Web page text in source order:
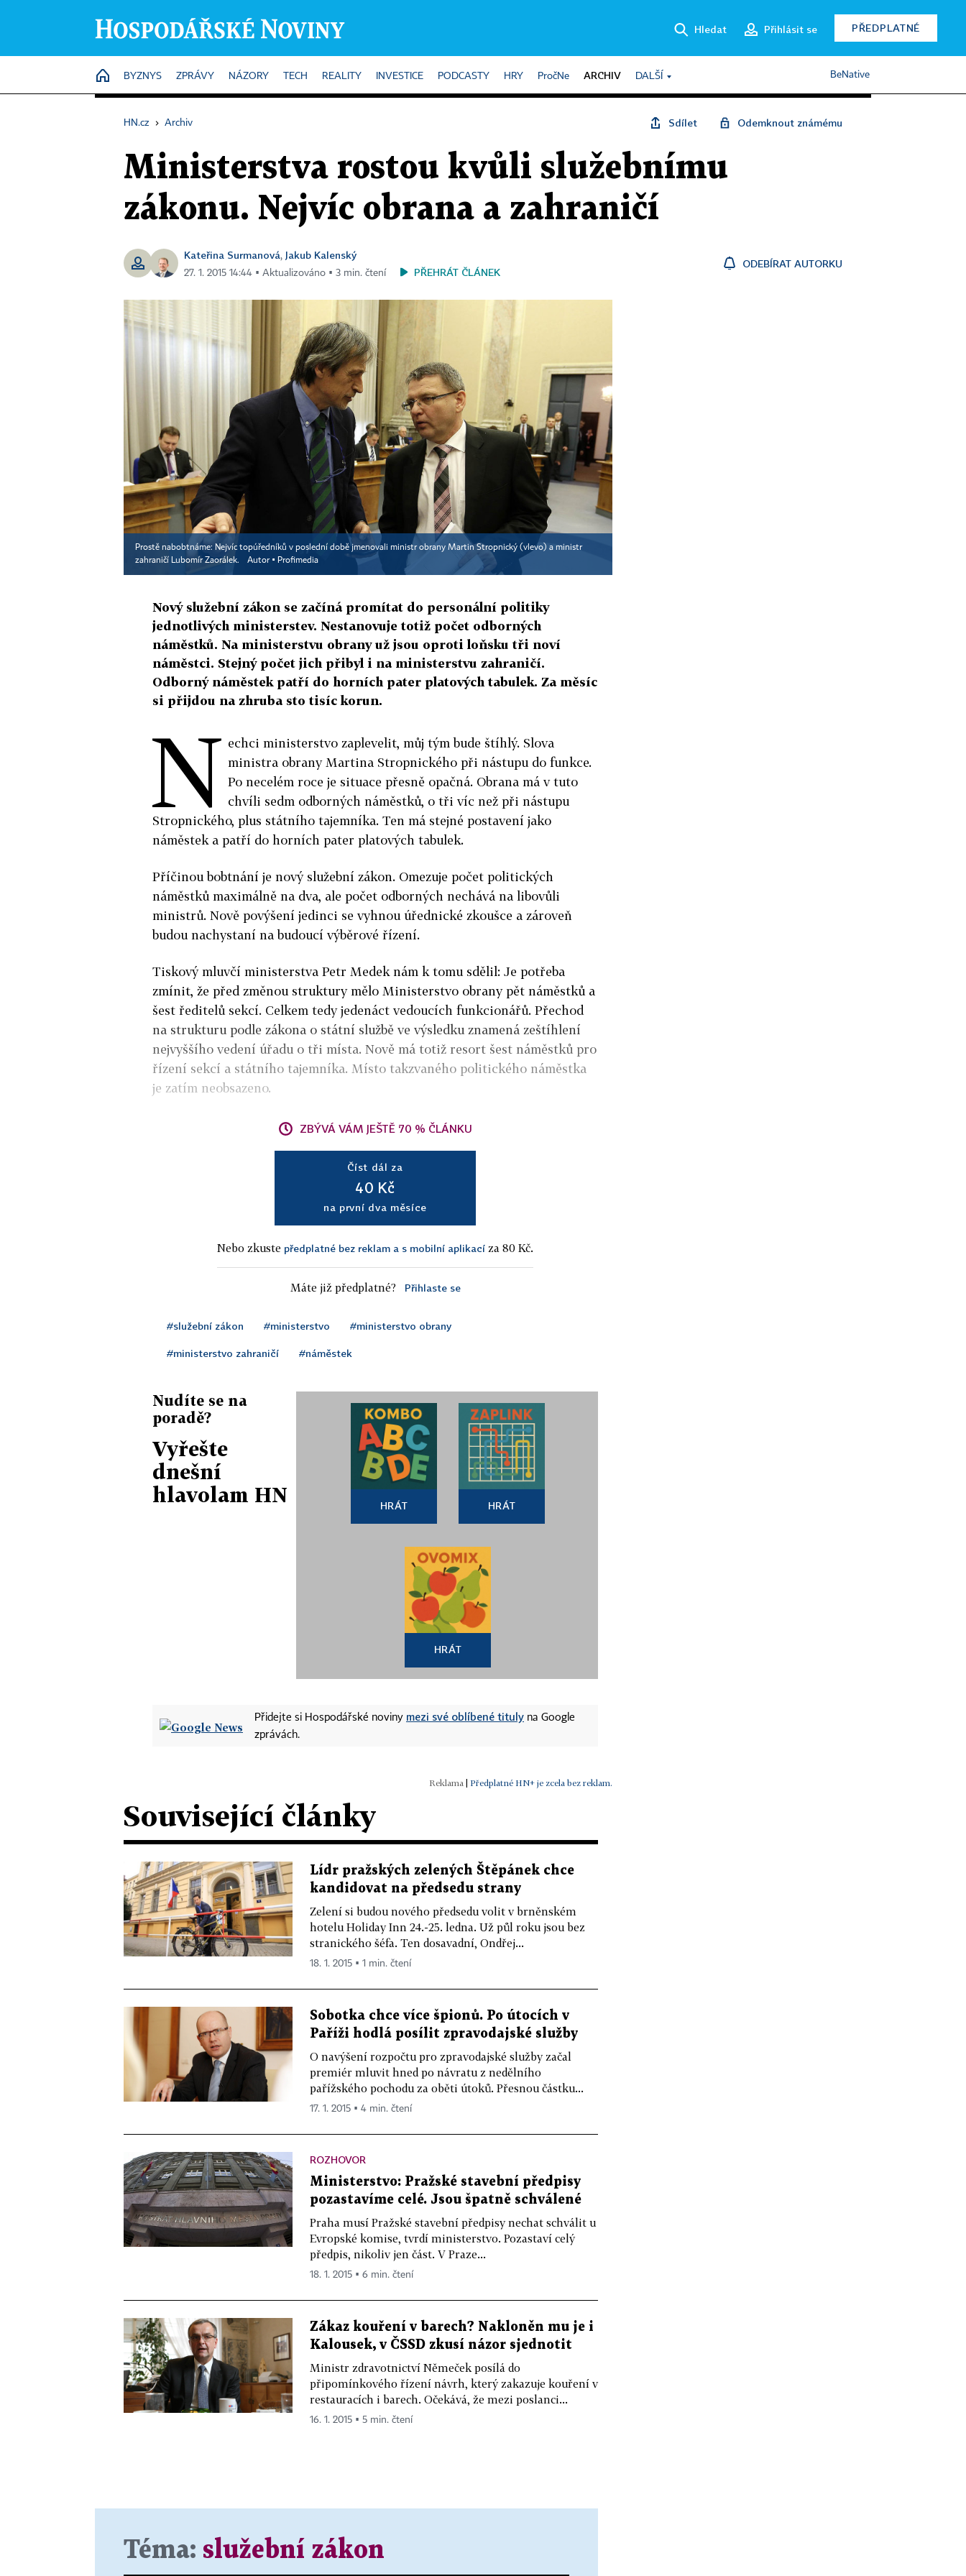
Hledat Přihlásit se PŘEDPLATNÉ
HOME
BYZNYS ZPRÁVY NÁZORY TECH REALITY INVESTICE PODCASTY HRY PročNe ARCHIV DALŠÍ BeNative
HN.cz › Archiv Sdílet Odemknout známému
Ministerstva rostou kvůli služebnímu
zákonu. Nejvíc obrana a zahraničí
Kateřina Surmanová, Jakub Kalenský
27. 1. 2015 14:44 ▪ Aktualizováno ▪ 3 min. čtení PŘEHRÁT ČLÁNEK
ODEBÍRAT AUTORKU
Prostě nabobtnáme: Nejvíc topúředníků v poslední době jmenovali ministr obrany Martin Stropnický (vlevo) a ministr
zahraničí Lubomír Zaorálek.
Autor ▪ Profimedia
Nový služební zákon se začíná promítat do personální politiky
jednotlivých ministerstev. Nestanovuje totiž počet odborných
náměstků. Na ministerstvu obrany už jsou oproti loňsku tři noví
náměstci. Stejný počet jich přibyl i na ministerstvu zahraničí.
Odborný náměstek patří do horních pater platových tabulek. Za měsíc
si přijdou na zhruba sto tisíc korun.
N echci ministerstvo zaplevelit, můj tým bude štíhlý. Slova
ministra obrany Martina Stropnického při nástupu do funkce.
Po necelém roce je situace přesně opačná. Obrana má v tuto
chvíli sedm odborných náměstků, o tři víc než při nástupu
Stropnického, plus státního tajemníka. Ten má stejné postavení jako
náměstek a patří do horních pater platových tabulek.
Příčinou bobtnání je nový služební zákon. Omezuje počet politických
náměstků maximálně na dva, ale počet odborných nechává na libovůli
ministrů. Nově povýšení jedinci se vyhnou úřednické zkoušce a zároveň
budou nachystaní na budoucí výběrové řízení.
Tiskový mluvčí ministerstva Petr Medek nám k tomu sdělil: Je potřeba
zmínit, že před změnou struktury mělo Ministerstvo obrany pět náměstků a
šest ředitelů sekcí. Celkem tedy jedenáct vedoucích funkcionářů. Přechod
na strukturu podle zákona o státní službě ve výsledku znamená zeštíhlení
nejvyššího vedení úřadu o tři místa. Nově má totiž resort šest náměstků pro
řízení sekcí a státního tajemníka. Místo takzvaného politického náměstka
je zatím neobsazeno.
ZBÝVÁ VÁM JEŠTĚ 70 % ČLÁNKU
Číst dál za
40 Kč
na první dva měsíce
Nebo zkuste předplatné bez reklam a s mobilní aplikací za 80 Kč.
Máte již předplatné? Přihlaste se
#služební zákon #ministerstvo #ministerstvo obrany
#ministerstvo zahraničí #náměstek
Nudíte se na
poradě?
Vyřešte
dnešní
hlavolam HN
HRÁT HRÁT
HRÁT
Přidejte si Hospodářské noviny mezi své oblíbené tituly na Google
zprávách.
| Předplatné HN+ je zcela bez reklam.
Související články
Lídr pražských zelených Štěpánek chce
kandidovat na předsedu strany
Zelení si budou nového předsedu volit v brněnském
hotelu Holiday Inn 24.-25. ledna. Už půl roku jsou bez
stranického šéfa. Ten dosavadní, Ondřej...
18. 1. 2015 ▪ 1 min. čtení
Sobotka chce více špionů. Po útocích v
Paříži hodlá posílit zpravodajské služby
O navýšení rozpočtu pro zpravodajské služby začal
premiér mluvit hned po návratu z nedělního
pařížského pochodu za oběti útoků. Přesnou částku...
17. 1. 2015 ▪ 4 min. čtení
ROZHOVOR
Ministerstvo: Pražské stavební předpisy
pozastavíme celé. Jsou špatně schválené
Praha musí Pražské stavební předpisy nechat schválit u
Evropské komise, tvrdí ministerstvo. Pozastaví celý
předpis, nikoliv jen část. V Praze...
18. 1. 2015 ▪ 6 min. čtení
Zákaz kouření v barech? Nakloněn mu je i
Kalousek, v ČSSD zkusí názor sjednotit
Ministr zdravotnictví Němeček posílá do
připomínkového řízení návrh, který zakazuje kouření v
restauracích i barech. Očekává, že mezi poslanci...
16. 1. 2015 ▪ 5 min. čtení
Téma: služební zákon